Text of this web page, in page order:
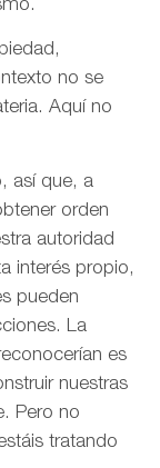
no se
Aquí no
así que, a
orden
autoridad
interés propio,
pueden
La
es
nuestras
Pero no
tratando